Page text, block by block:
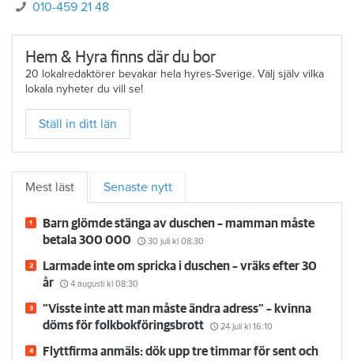
010-459 21 48
Hem & Hyra finns där du bor
20 lokalredaktörer bevakar hela hyres-Sverige. Välj själv vilka
lokala nyheter du vill se!
Ställ in ditt län
Mest läst Senaste nytt
Barn glömde stänga av duschen – mamman måste
betala 300 000
30 juli kl 08:30
Larmade inte om spricka i duschen – vräks efter 30
år
4 augusti kl 08:30
”Visste inte att man måste ändra adress” – kvinna
döms för folkbokföringsbrott
24 juli kl 16:10
Flyttfirma anmäls: dök upp tre timmar för sent och